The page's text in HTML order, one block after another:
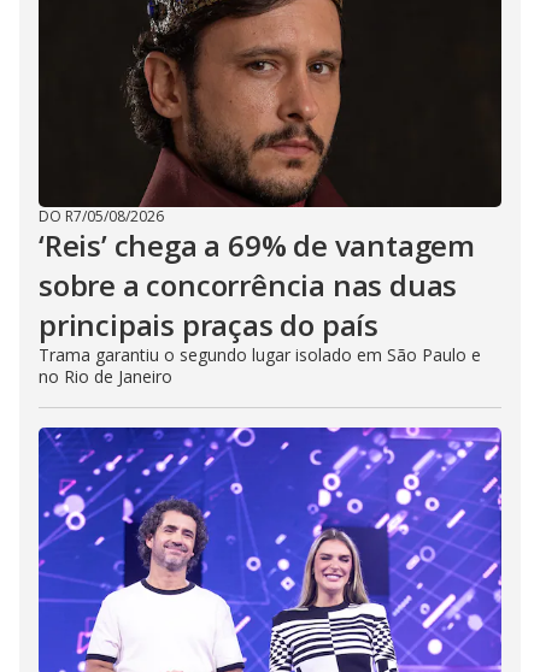
DO R7/05/08/2026
‘Reis’ chega a 69% de vantagem
sobre a concorrência nas duas
principais praças do país
Trama garantiu o segundo lugar isolado em São Paulo e
no Rio de Janeiro